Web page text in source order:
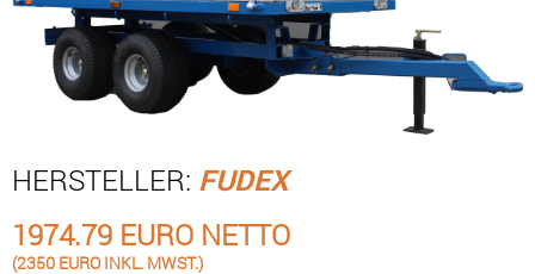
HERSTELLER: FUDEX
1974.79 EURO NETTO
(2350 EURO INKL. MWST.)